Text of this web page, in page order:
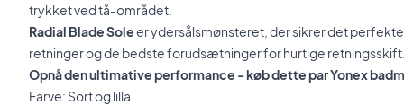
trykket ved tå-området.
Radial Blade Soleer ydersålsmønsteret, der sikrer det
retninger og de bedste forudsætninger for hurtige
Opnå den ultimative performance - køb dette par Yonex
Farve: Sort og lilla.